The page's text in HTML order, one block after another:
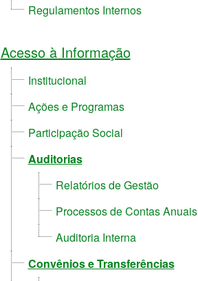
Regulamentos Internos
Acesso à Informação
Institucional
Ações e Programas
Participação Social
Auditorias
Relatórios de Gestão
Processos de Contas Anuais
Auditoria Interna
Convênios e Transferências